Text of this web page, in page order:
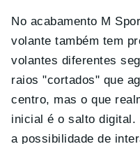
No acabamento M
volante também tem
volantes diferentes
raios "cortados" que
centro, mas o que
inicial é o salto digital.
a possibilidade de